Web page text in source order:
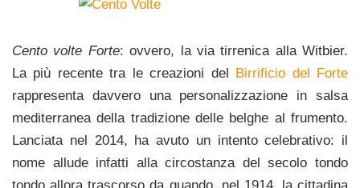
Cento volte Forte: ovvero, la via tirrenica alla Witbier.
La più recente tra le creazioni del Birrificio del Forte
rappresenta davvero una personalizzazione in salsa
mediterranea della tradizione delle belghe al frumento.
Lanciata nel 2014, ha avuto un intento celebrativo: il
nome allude infatti alla circostanza del secolo tondo